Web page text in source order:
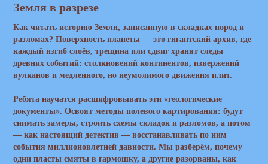
Земля в разрезе
Как читать историю Земли, записанную в складках пород и
разломах? Поверхность планеты — это гигантский архив, где
каждый изгиб слоёв, трещина или сдвиг хранят следы
древних событий: столкновений континентов, извержений
вулканов и медленного, но неумолимого движения плит.
Ребята научатся расшифровывать эти «геологические
документы». Освоят методы полевого картирования: будут
снимать замеры, строить схемы складок и разломов, а потом
— как настоящий детектив — восстанавливать по ним
события миллионовлетней давности. Мы разберём, почему
одни пласты смяты в гармошку, а другие разорваны, как